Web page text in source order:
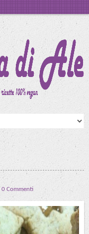
0 Commenti